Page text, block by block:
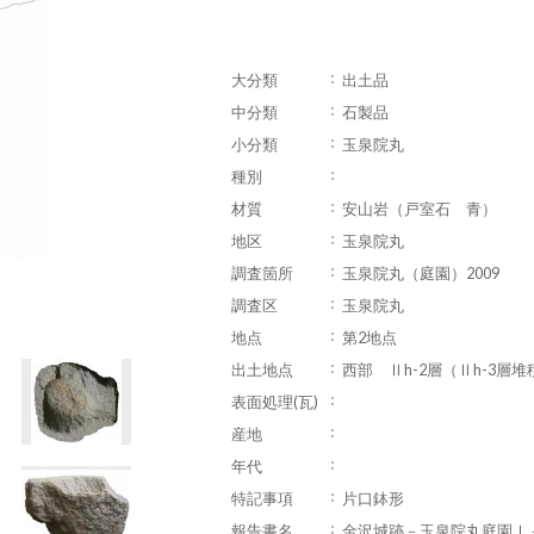
大分類
出土品
中分類
石製品
小分類
玉泉院丸
種別
材質
安山岩（戸室石 青）
地区
玉泉院丸
調査箇所
玉泉院丸（庭園）2009
調査区
玉泉院丸
地点
第2地点
出土地点
西部 Ⅱh-2層（Ⅱh-3層堆積
表面処理(瓦)
産地
年代
特記事項
片口鉢形